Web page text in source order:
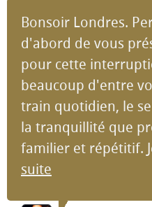
Bonsoir Londres.
d'abord de vous
pour cette
beaucoup d'entre
train quotidien, le
la tranquillité que
familier et répétitif.
suite